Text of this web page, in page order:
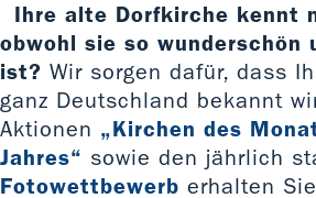
Ihre alte Dorfkirche kennt
obwohl sie so wunderschön
ist? Wir sorgen dafür, dass
ganz Deutschland bekannt
Aktionen „Kirchen des
Jahres“ sowie den jährlich
Fotowettbewerb erhalten